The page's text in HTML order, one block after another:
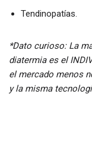
Tendinopatías.
*Dato curioso: La
diatermia es el
el mercado menos
y la misma